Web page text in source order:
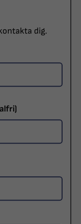
dig.